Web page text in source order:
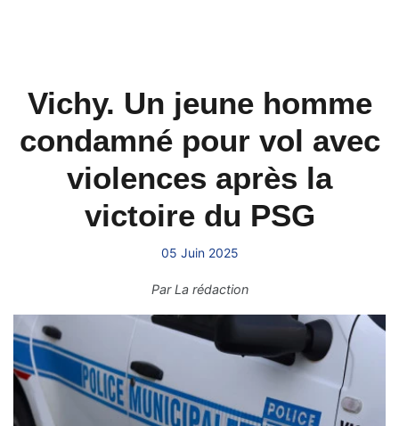
Vichy. Un jeune homme
condamné pour vol avec
violences après la
victoire du PSG
05 Juin 2025
ParLa rédaction